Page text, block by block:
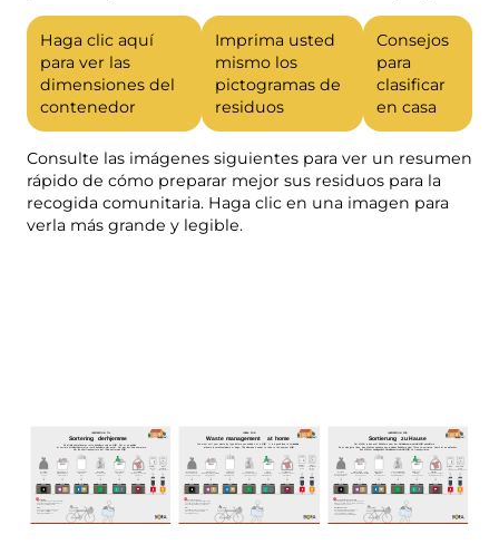
Haga clic aquí
para ver las
dimensiones del
contenedor
Imprima usted
mismo los
pictogramas de
residuos
Consejos
para
clasificar
en casa
Consulte las imágenes siguientes para ver un resumen
rápido de cómo preparar mejor sus residuos para la
recogida comunitaria. Haga clic en una imagen para
verla más grande y legible.